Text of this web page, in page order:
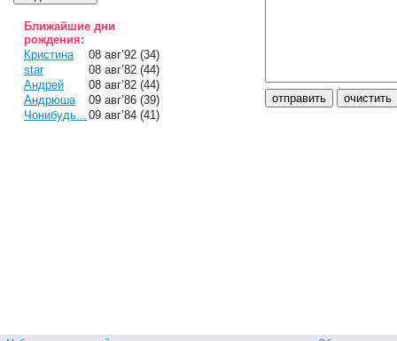
Ближайшие дни
рождения:
Кристина
08 авг’92 (34)
star
08 авг’82 (44)
Андрей
08 авг’82 (44)
Андрюша
09 авг’86 (39)
Чонибудь... 09 авг’84 (41)